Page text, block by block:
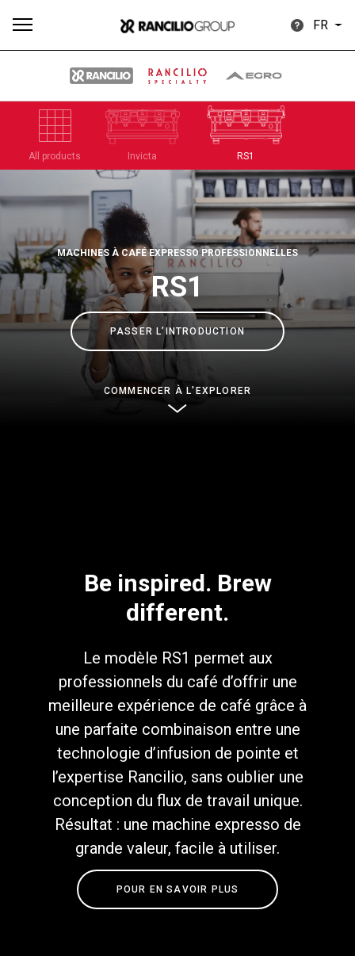
FR
All products Invicta RS1
MACHINES À CAFÉ EXPRESSO PROFESSIONNELLES
RS1
PASSER L’INTRODUCTION
COMMENCER À L'EXPLORER
Be inspired. Brew
different.
Le modèle RS1 permet aux
professionnels du café d’offrir une
meilleure expérience de café grâce à
une parfaite combinaison entre une
technologie d’infusion de pointe et
l’expertise Rancilio, sans oublier une
conception du flux de travail unique.
Résultat : une machine expresso de
grande valeur, facile à utiliser.
POUR EN SAVOIR PLUS
Toutes Produits Télécharger
Our brands
Group
Nous contacter
Politique de confidentialité